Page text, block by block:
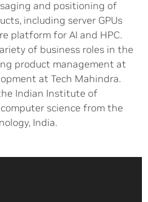
and positioning of
including server GPUs
platform for AI and HPC.
of business roles in the
product management at
at Tech Mahindra.
Indian Institute of
science from the
India.